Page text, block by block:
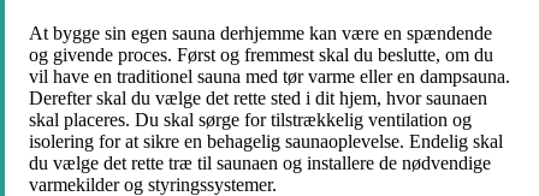
At bygge sin egen sauna derhjemme kan være en spændende
og givende proces. Først og fremmest skal du beslutte, om du
vil have en traditionel sauna med tør varme eller en dampsauna.
Derefter skal du vælge det rette sted i dit hjem, hvor saunaen
skal placeres. Du skal sørge for tilstrækkelig ventilation og
isolering for at sikre en behagelig saunaoplevelse. Endelig skal
du vælge det rette træ til saunaen og installere de nødvendige
varmekilder og styringssystemer.